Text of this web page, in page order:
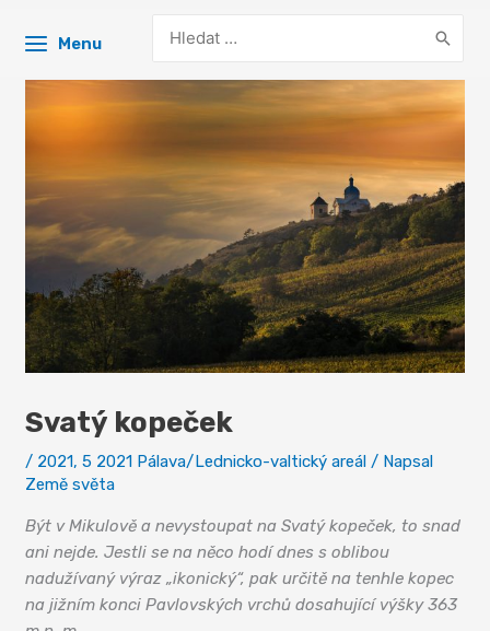
Menu
for:
Svatý kopeček
/ 2021,5 2021 Pálava/Lednicko-valtický areál / Napsal
Země světa
Být v Mikulově a nevystoupat na Svatý kopeček, to snad
ani nejde. Jestli se na něco hodí dnes s oblibou
nadužívaný výraz „ikonický“, pak určitě na tenhle kopec
na jižním konci Pavlovských vrchů dosahující výšky 363